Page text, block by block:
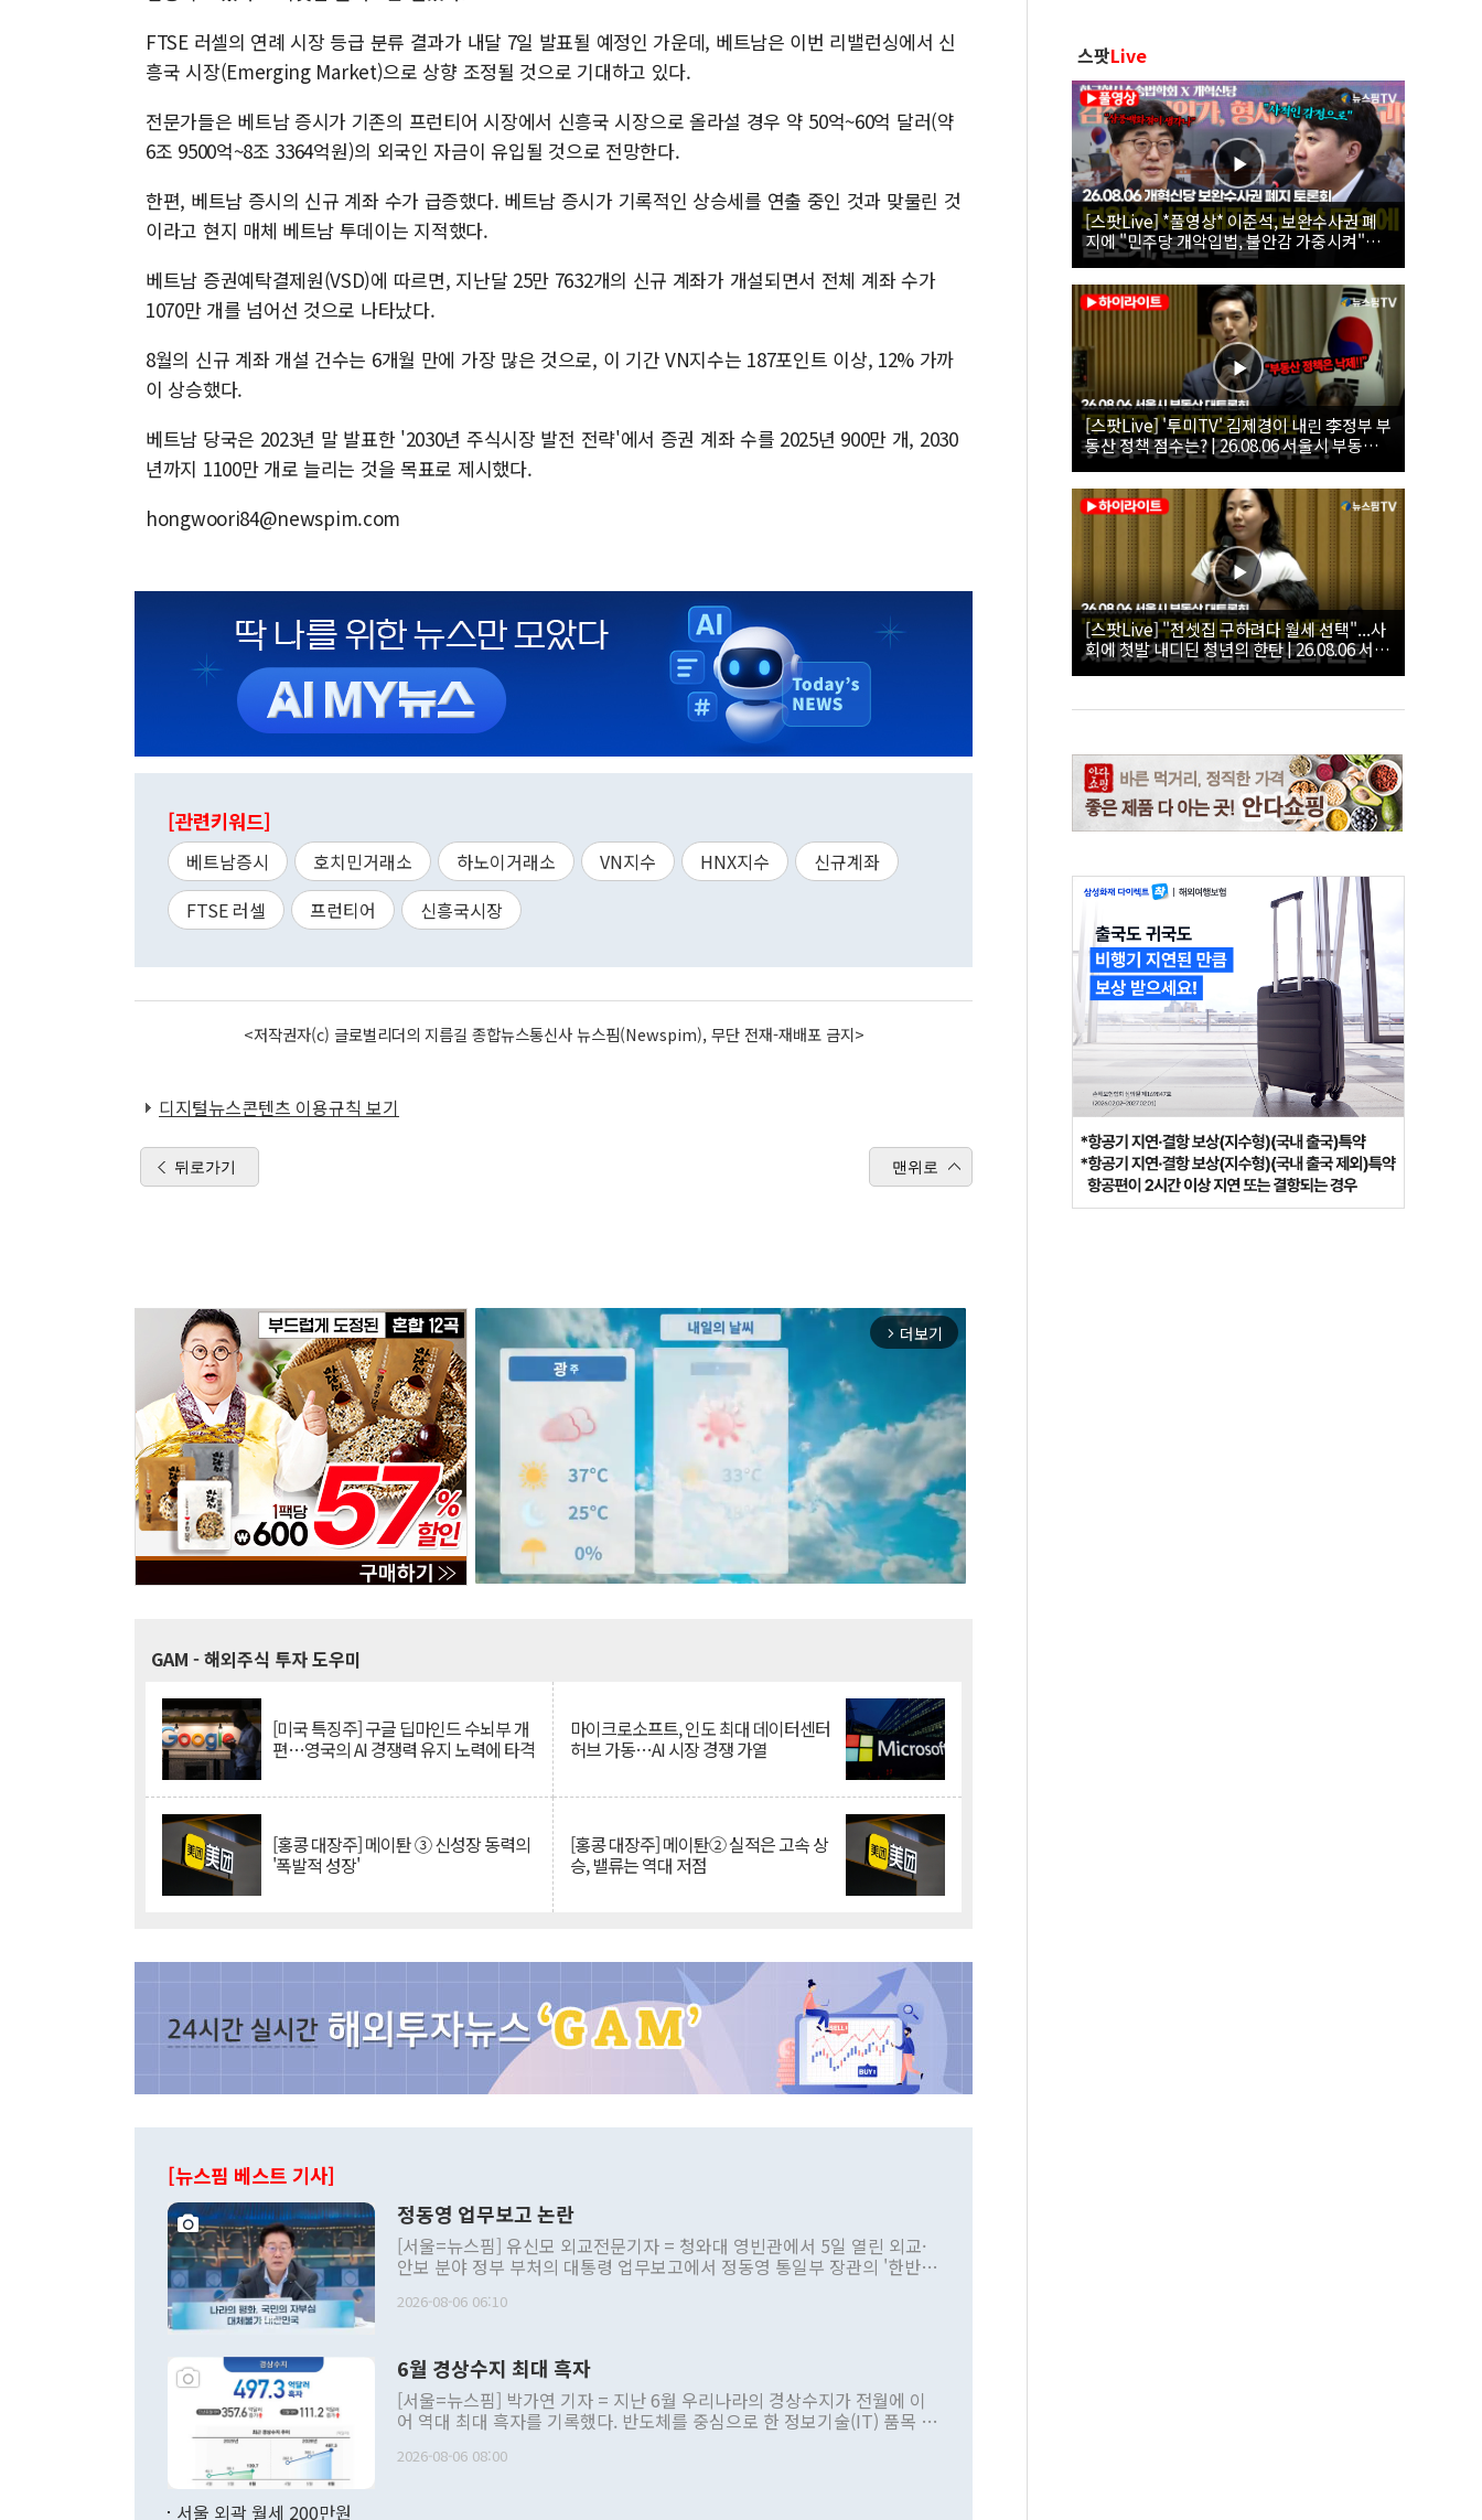
FTSE 러셀의 연례 시장 등급 분류 결과가 내달 7일 발표될 예정인 가운데, 베트남은 이번 리밸런싱에서 신
흥국 시장(Emerging Market)으로 상향 조정될 것으로 기대하고 있다.
전문가들은 베트남 증시가 기존의 프런티어 시장에서 신흥국 시장으로 올라설 경우 약 50억~60억 달러(약
6조 9500억~8조 3364억원)의 외국인 자금이 유입될 것으로 전망한다.
한편, 베트남 증시의 신규 계좌 수가 급증했다. 베트남 증시가 기록적인 상승세를 연출 중인 것과 맞물린 것
이라고 현지 매체 베트남 투데이는 지적했다.
베트남 증권예탁결제원(VSD)에 따르면, 지난달 25만 7632개의 신규 계좌가 개설되면서 전체 계좌 수가
1070만 개를 넘어선 것으로 나타났다.
8월의 신규 계좌 개설 건수는 6개월 만에 가장 많은 것으로, 이 기간 VN지수는 187포인트 이상, 12% 가까
이 상승했다.
베트남 당국은 2023년 말 발표한 '2030년 주식시장 발전 전략'에서 증권 계좌 수를 2025년 900만 개, 2030
년까지 1100만 개로 늘리는 것을 목표로 제시했다.
hongwoori84@newspim.com
[관련키워드]
베트남증시 호치민거래소 하노이거래소 VN지수 HNX지수
신규계좌
FTSE 러셀
프런티어 신흥국시장
<저작권자(c) 글로벌리더의 지름길 종합뉴스통신사 뉴스핌(Newspim), 무단 전재-재배포 금지>
디지털뉴스콘텐츠 이용규칙 보기
뒤로가기 맨위로
arrow_forward_ios 더보기
GAM - 해외주식 투자 도우미
[미국 특징주] 구글 딥마인드 수뇌부 개
편…영국의 AI 경쟁력 유지 노력에 타격
마이크로소프트, 인도 최대 데이터센터
허브 가동…AI 시장 경쟁 가열
[홍콩 대장주] 메이퇀 ③ 신성장 동력의
'폭발적 성장'
[홍콩 대장주] 메이퇀② 실적은 고속 상
승, 밸류는 역대 저점
[뉴스핌 베스트 기사]
정동영 업무보고 논란
[서울=뉴스핌] 유신모 외교전문기자 = 청와대 영빈관에서 5일 열린 외교·
안보 분야 정부 부처의 대통령 업무보고에서 정동영 통일부 장관의 '한반도
발언 중에는 정부 내 조율을 거치지 않은 사안을 정책으로 추진하겠다고 공
주의적 희망에 근거한 비현실적 구상'이라는 비판을 내놨다. 그동안 정 장
관의 대북 정책 관련 발언이 물의를 빚은 적은 여러 번 있지만 대통령과 유
관 부처 장관이 공개적으로 부정적 입장을 표명한 것은 이례적이다. 정 장
관의 무리한 대북 접근법과 월권을 제어해야 한다는 목소리도 높아지고 있
다. [정동영 통일부 장관이 지난달 23일 오후 서울 종로구 정부서울청사에
2026-08-06 06:10
6월 경상수지 최대 흑자
[서울=뉴스핌] 박가연 기자 = 지난 6월 우리나라의 경상수지가 전월에 이
어 역대 최대 흑자를 기록했다. 반도체를 중심으로 한 정보기술(IT) 품목 수
료=한국은행] 한국은행이 6일 발표한 '2026년 6월 국제수지(잠정)'에 따르
2026-08-06 08:00
서울 외곽 월세 200만원
스팟Live
[스팟Live] *풀영상* 이준석, 보완수사권 폐
지에 "민주당 개악입법, 불안감 가중시켜"｜
26.08.06 개혁신당 보완수사권 폐지 토론회
[스팟Live] '투미TV' 김제경이 내린 李정부 부
동산 정책 점수는? | 26.08.06 서울시 부동산
대토론회
[스팟Live] "전셋집 구하려다 월세 선택"...사
회에 첫발 내디딘 청년의 한탄 | 26.08.06 서울
시 부동산 대토론회